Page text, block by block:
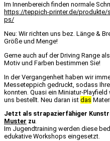
Im Innenbereich finden normale
https://teppich-printer.de/
ps/
Neu: Wir richten uns bez. Länge &
Größe und Menge!
Gerne auch auf der Driving Range als
Motiv und Farben bestimmen Sie!
In der Vergangenheit haben wir
Messeteppich gedruckt, sodass
konnten. Quasi ein Miniatur-Playfield
uns bestellt. Neu daran ist das Mat
Jetzt als strapazierfähiger
Muster zu.
Im Jugendtraining werden diese
edukative Workshops eingesetzt.